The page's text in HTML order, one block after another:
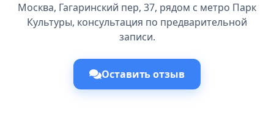
Москва, Гагаринский пер, 37, рядом с метро Парк
Культуры, консультация по предварительной
записи.
Оставить отзыв